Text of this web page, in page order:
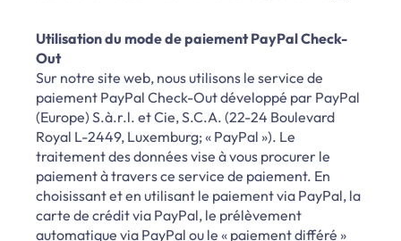
Utilisation du mode de paiement PayPal Check-
Out
Sur notre site web, nous utilisons le service de
paiement PayPal Check-Out développé par PayPal
(Europe) S.à.r.l. et Cie, S.C.A. (22-24 Boulevard
Royal L-2449, Luxemburg; « PayPal »). Le
traitement des données vise à vous procurer le
paiement à travers ce service de paiement. En
choisissant et en utilisant le paiement via PayPal, la
carte de crédit via PayPal, le prélèvement
automatique via PayPal ou le « paiement différé »